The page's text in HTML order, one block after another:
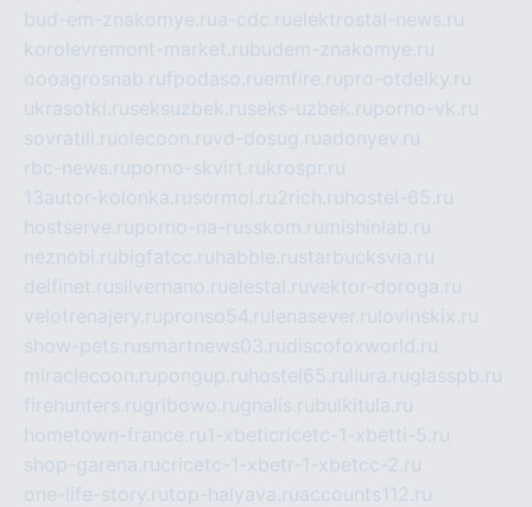
bud-em-znakomye.rua-cdc.ruelektrostal-news.ru
korolevremont-market.rubudem-znakomye.ru
oooagrosnab.rufpodaso.ruemfire.rupro-otdelky.ru
ukrasotki.ruseksuzbek.ruseks-uzbek.ruporno-vk.ru
sovratili.ruolecoon.ruvd-dosug.ruadonyev.ru
rbc-news.ruporno-skvirt.rukrospr.ru
13autor-kolonka.rusormol.ru2rich.ru hostel-65.ru
hostserve.ruporno-na-russkom.ru mishinlab.ru
neznobi.rubigfatcc.ru habble.rustarbucksvia.ru
delfinet.rusilvernano.ruelestal.ruvektor-doroga.ru
velotrenajery.rupronso54.ru lenasever.ru lovinskix.ru
show-pets.rusmartnews03.rudiscofoxworld.ru
miraclecoon.rupongup.ru hostel65.ru liura.ruglasspb.ru
firehunters.rugribowo.rugnalis.rubulkitula.ru
hometown-france.ru1-xbeticricetc-1-xbetti-5.ru
shop-garena.rucricetc-1-xbetr-1-xbetcc-2.ru
one-life-story.rutop-halyava.ruaccounts112.ru